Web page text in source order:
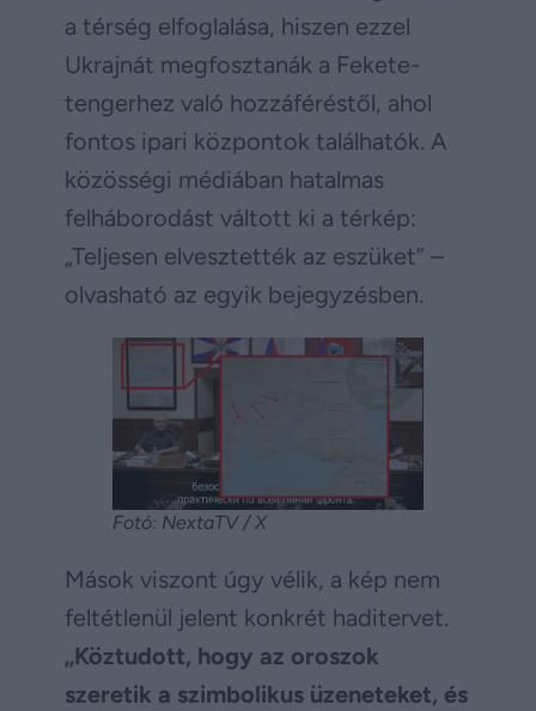
a térség elfoglalása, hiszen ezzel
Ukrajnát megfosztanák a Fekete-
tengerhez való hozzáféréstől, ahol
fontos ipari központok találhatók. A
közösségi médiában hatalmas
felháborodást váltott ki a térkép:
„Teljesen elvesztették az eszüket” –
olvasható az egyik bejegyzésben.
Fotó: NextaTV / X
Mások viszont úgy vélik, a kép nem
feltétlenül jelent konkrét haditervet.
„Köztudott, hogy az oroszok
szeretik a szimbolikus üzeneteket, és